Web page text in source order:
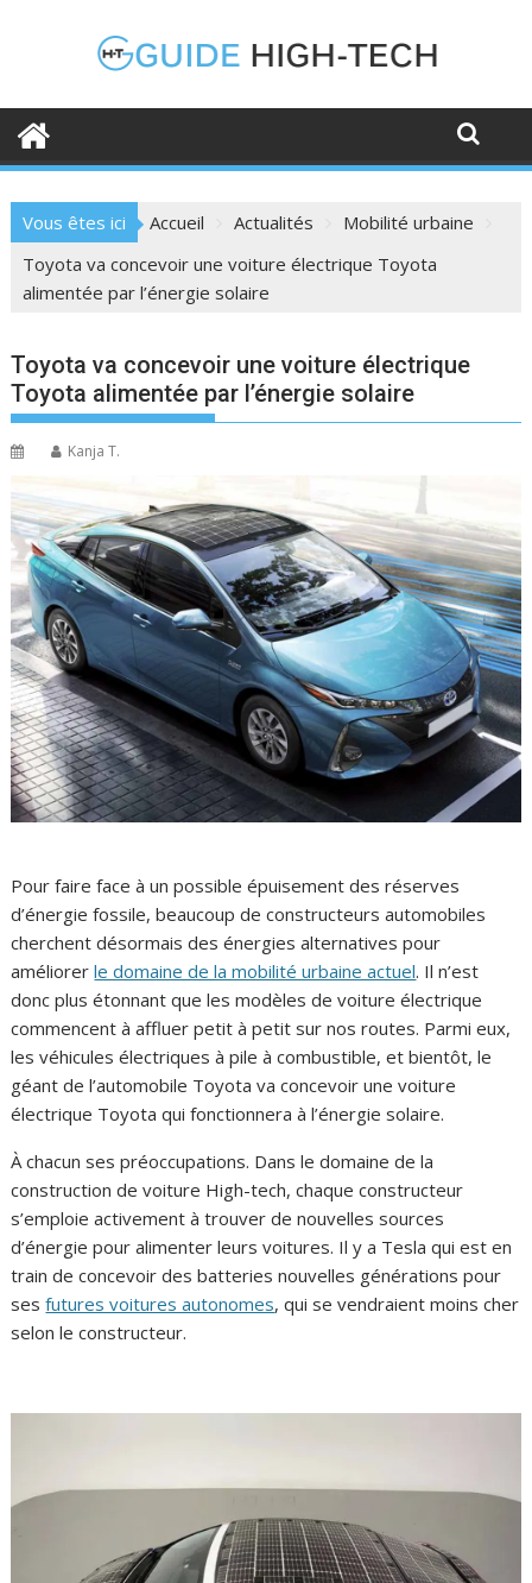
Vous êtes ici Accueil Actualités
Mobilité urbaine
Toyota va concevoir une voiture électrique Toyota
alimentée par l’énergie solaire
Toyota va concevoir une voiture électrique
Toyota alimentée par l’énergie solaire
Kanja T.
Pour faire face à un possible épuisement des réserves
d’énergie fossile, beaucoup de constructeurs automobiles
cherchent désormais des énergies alternatives pour
améliorerle domaine de la mobilité urbaine actuel. Il n’est
donc plus étonnant que les modèles de voiture électrique
commencent à affluer petit à petit sur nos routes. Parmi eux,
les véhicules électriques à pile à combustible, et bientôt, le
géant de l’automobile Toyota va concevoir une voiture
électrique Toyota qui fonctionnera à l’énergie solaire.
À chacun ses préoccupations. Dans le domaine de la
construction de voiture High-tech, chaque constructeur
s’emploie activement à trouver de nouvelles sources
d’énergie pour alimenter leurs voitures. Il y a Tesla qui est en
train de concevoir des batteries nouvelles générations pour
sesfutures voitures autonomes, qui se vendraient moins cher
selon le constructeur.